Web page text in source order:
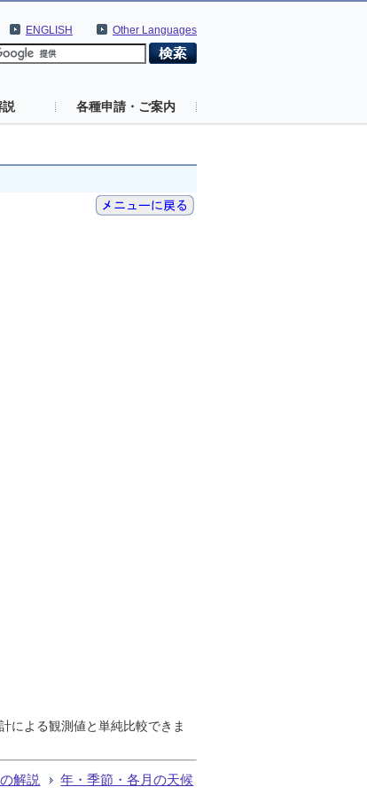
Other Languages
ENGLISH
説 各種申請・ご案内
による観測値と単純比較できま
解説 年・季節・各月の天候